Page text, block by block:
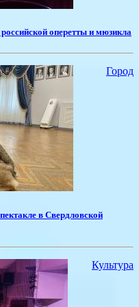
оперетты и мюзикла
Город
в Свердловской
Культура